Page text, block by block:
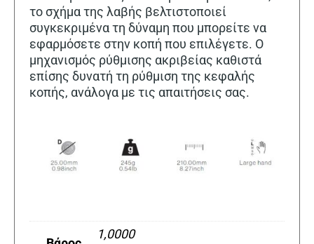
το σχήμα της λαβής βελτιστοποιεί
συγκεκριμένα τη δύναμη που μπορείτε να
εφαρμόσετε στην κοπή που επιλέγετε. Ο
μηχανισμός ρύθμισης ακριβείας καθιστά
επίσης δυνατή τη ρύθμιση της κεφαλής
κοπής, ανάλογα με τις απαιτήσεις σας.
1,0000